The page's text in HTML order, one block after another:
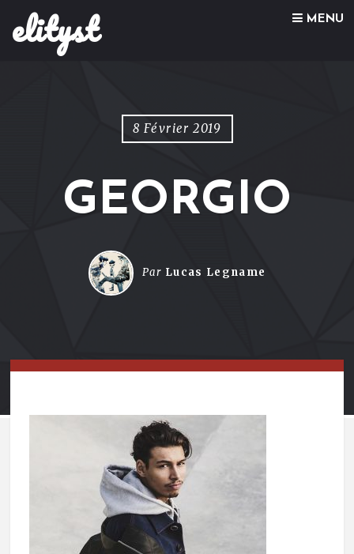
elityst MENU
Skip to content
8 Février 2019
GEORGIO
Par Lucas Legname